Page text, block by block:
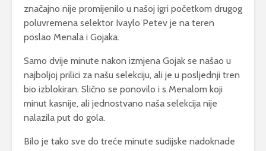
značajno nije promijenilo u našoj igri početkom drugog
poluvremena selektor Ivaylo Petev je na teren
poslao Menala i Gojaka.
Samo dvije minute nakon izmjena Gojak se našao u
najboljoj prilici za našu selekciju, ali je u posljednji tren
bio izblokiran. Slično se ponovilo i s Menalom koji
minut kasnije, ali jednostvano naša selekcija nije
nalazila put do gola.
Bilo je tako sve do treće minute sudijske nadoknade